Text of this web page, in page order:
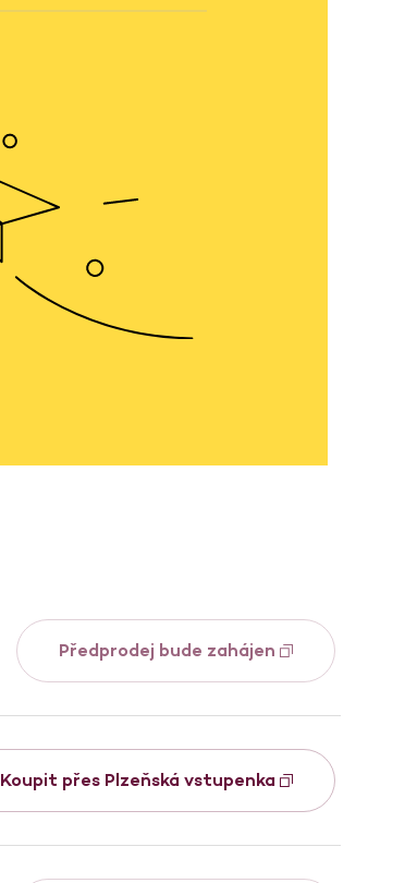
Předprodej bude zahájen
Koupit přes Plzeňská vstupenka